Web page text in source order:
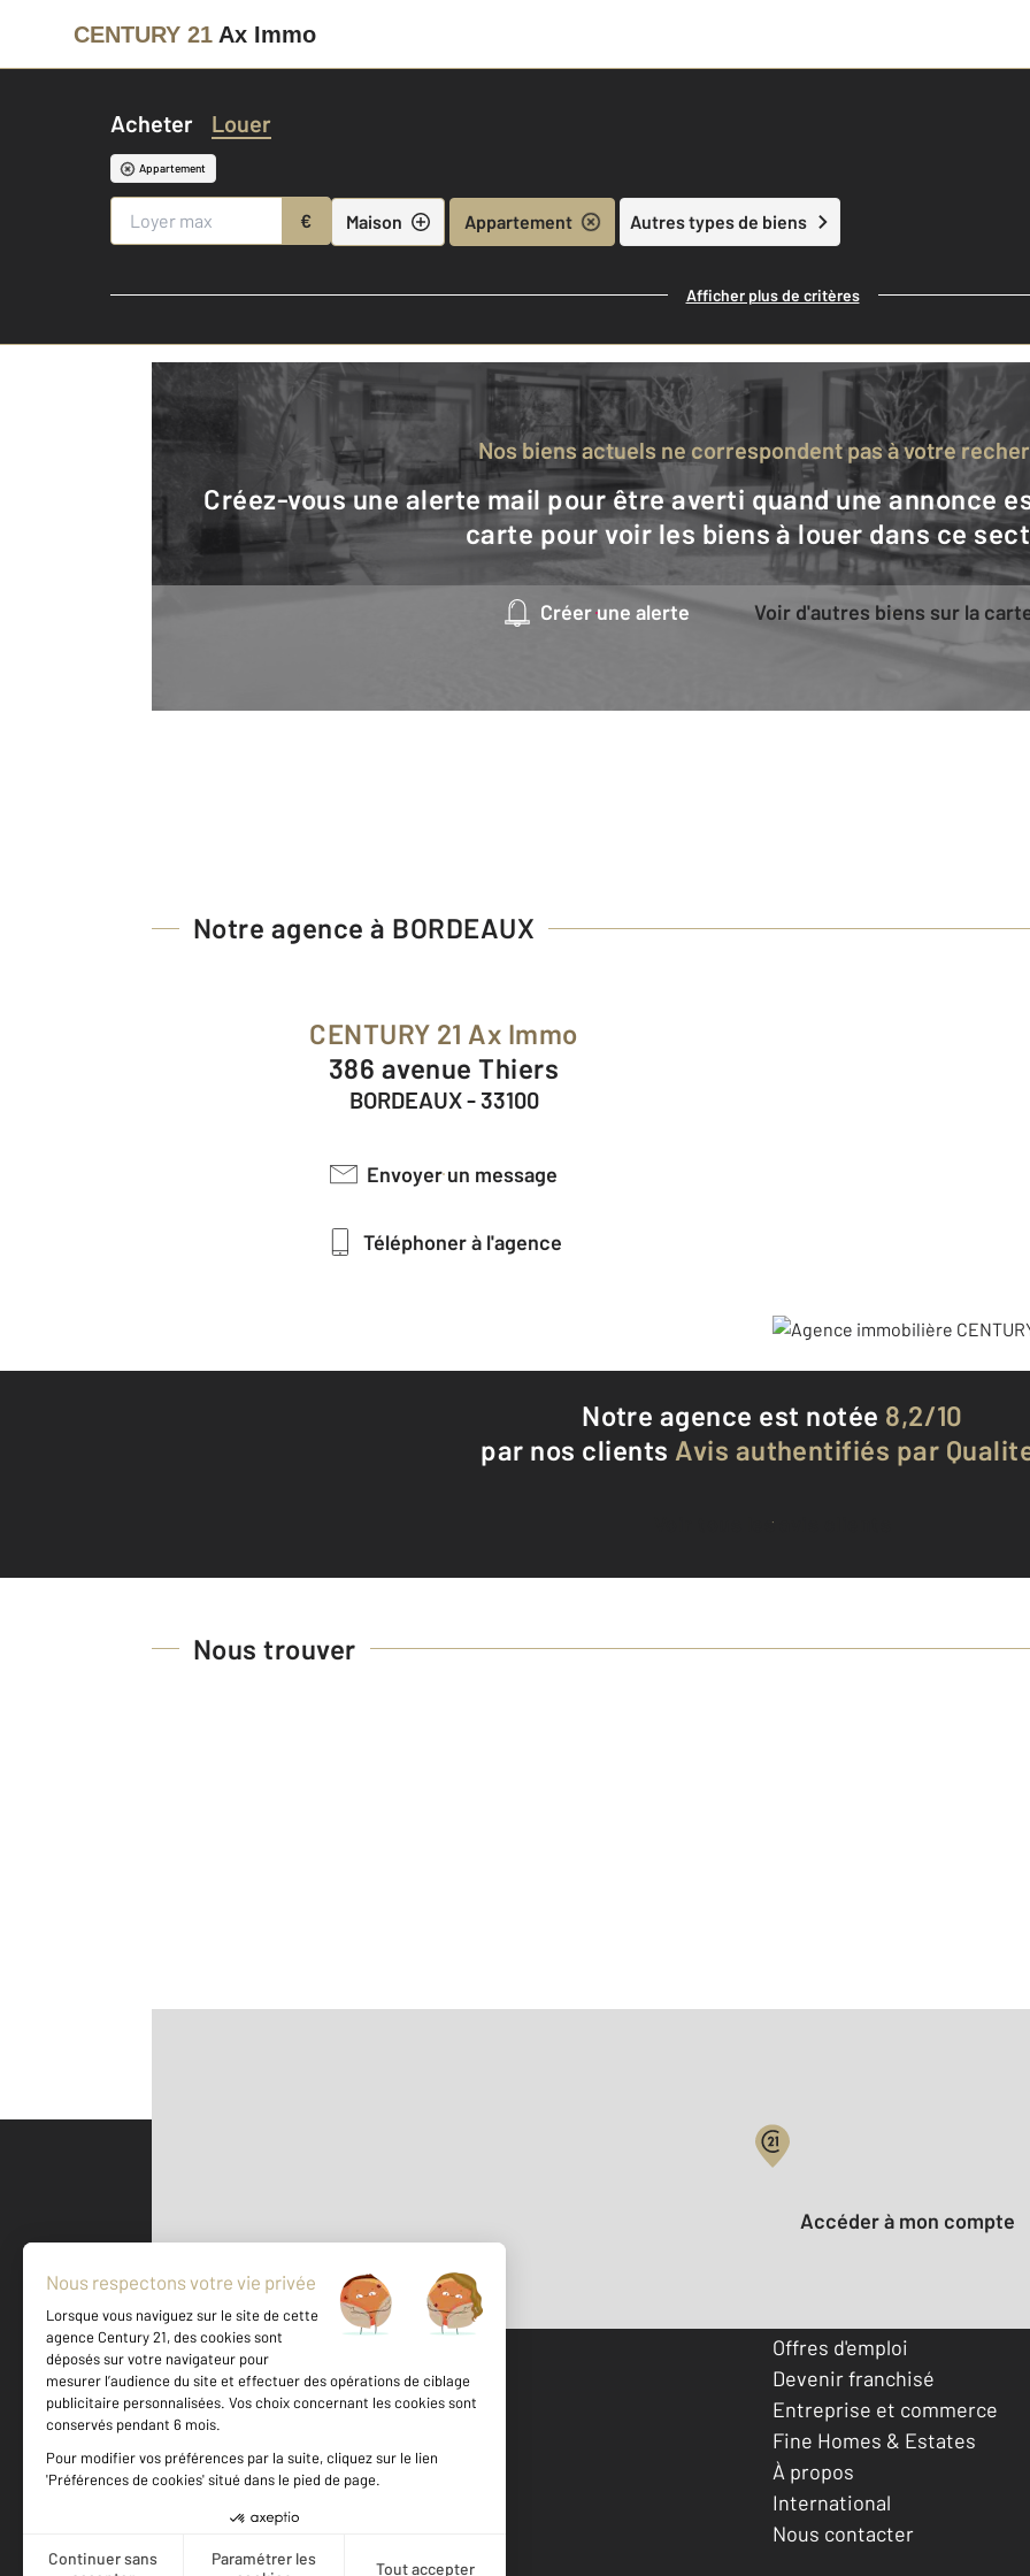
CENTURY 21 Ax Immo
Acheter Louer
Appartement
€ Maison Appartement Autres types de biens
Afficher plus de critères
Nos biens actuels ne correspondent pas à votre
Créez-vous une alerte mail pour être averti quand une annonce est en ligne et consultez la
carte pour voir les biens à louer dans ce
Créer une alerte Voir d'autres biens sur la
Notre agence à BORDEAUX
CENTURY 21 Ax Immo
386 avenue Thiers
BORDEAUX - 33100
Envoyer un message
Téléphoner à l'agence
Notre agence est notée 8,2/10
par nos clients Avis authentifiés par
Voir tous les avis clients
Nous trouver
500 m ©Mappy
Votre compte :
Accéder à mon compte
Votre agence est notée
Achat
Offres d'emploi
Devenir franchisé
Entreprise et commerce
Fine Homes & Estates
À propos
International
Nous contacter